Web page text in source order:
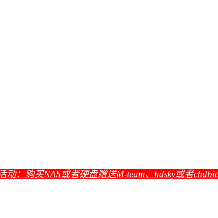
动：购买NAS或者硬盘赠送M-team、hdsky或者